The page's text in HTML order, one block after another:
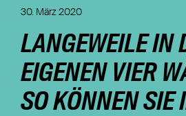
30. März 2020
LANGEWEILE IN
EIGENEN VIER
SO KÖNNEN SIE